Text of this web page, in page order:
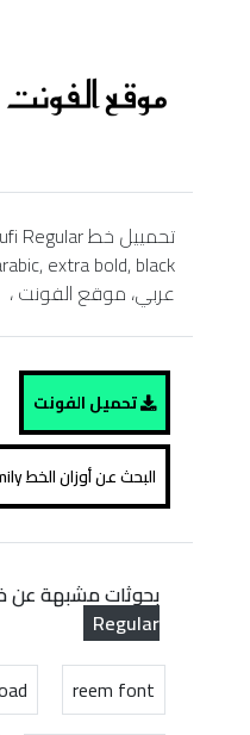
عربي، موقع الفونت ،
تحميل الفونت
البحث عن أوزان الخط Reem Kufi Regular family
بحوثات مشبهة عن
Regular
reem font